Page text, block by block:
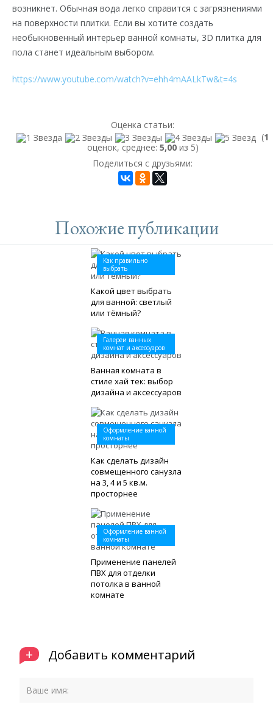
возникнет. Обычная вода легко справится с загрязнениями
на поверхности плитки. Если вы хотите создать
необыкновенный интерьер ванной комнаты, 3D плитка для
пола станет идеальным выбором.
https://www.youtube.com/watch?v=ehh4mAALkTw&t=4s
Оценка статьи:
(1
оценок, среднее: 5,00из 5)
Поделиться с друзьями:
Похожие публикации
Как правильно
выбрать
Какой цвет выбрать
для ванной: светлый
или тёмный?
Галереи ванных
комнат и аксессуаров
Ванная комната в
стиле хай тек: выбор
дизайна и аксессуаров
Оформление ванной
комнаты
Как сделать дизайн
совмещенного санузла
на 3, 4 и 5 кв.м.
просторнее
Оформление ванной
комнаты
Применение панелей
ПВХ для отделки
потолка в ванной
комнате
+ Добавить комментарий